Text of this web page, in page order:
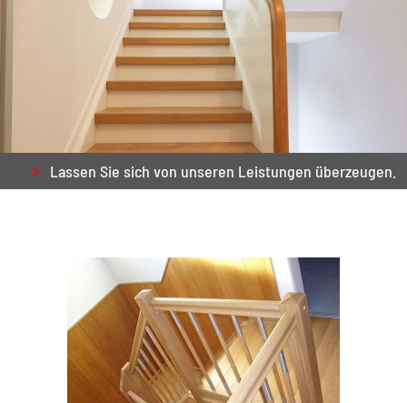
Lassen Sie sich von unseren Leistungen überzeugen.